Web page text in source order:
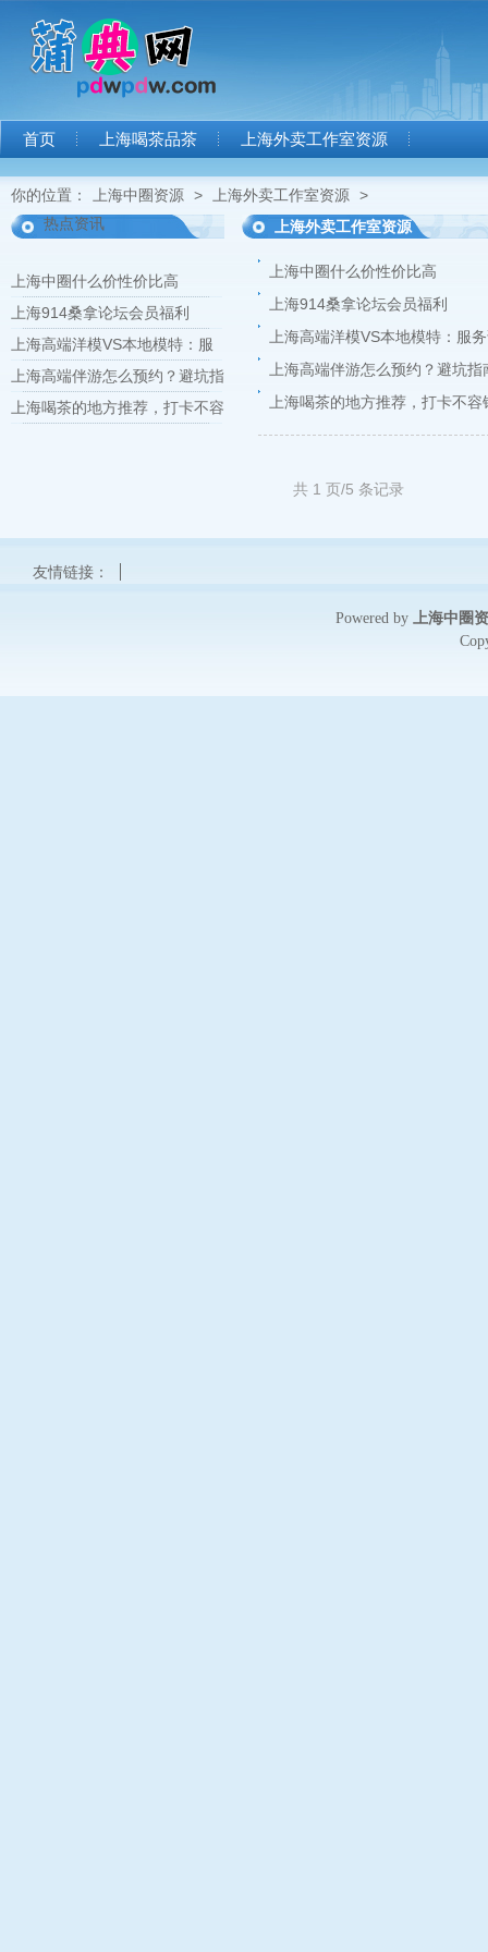
首页 上海喝茶品茶 上海外卖工作室资源
你的位置： 上海中圈资源 > 上海外卖工作室资源 >
热点资讯
上海中圈什么价性价比高
上海914桑拿论坛会员福利
上海高端洋模VS本地模特：服
上海高端伴游怎么预约？避坑指
上海喝茶的地方推荐，打卡不容
上海外卖工作室资源
上海中圈什么价性价比高
上海914桑拿论坛会员福利
上海高端洋模VS本地模特：服
上海高端伴游怎么预约？避坑指
上海喝茶的地方推荐，打卡不容
共 1 页/5 条记录
友情链接：
Powered by 上海中圈